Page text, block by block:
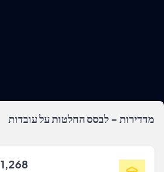
מדדירות - לבסס החלטות על עובדות
1,268